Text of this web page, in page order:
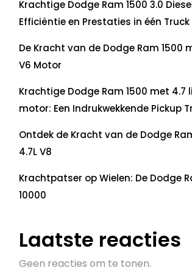
Krachtige Dodge Ram 1500 3.0
Efficiëntie en Prestaties in één Truck
De Kracht van de Dodge Ram 1500
V6 Motor
Krachtige Dodge Ram 1500 met 4.7
motor: Een Indrukwekkende Pickup
Ontdek de Kracht van de Dodge
4.7L V8
Krachtpatser op Wielen: De Dodge
10000
Laatste reacties
Geen reacties om te tonen.